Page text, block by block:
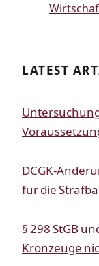
LATEST
DCGK-
für die
§ 298 StGB
Kronzeuge